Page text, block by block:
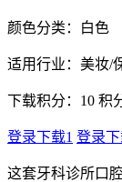
颜色分类：白色
适用行业：美妆/
下载积分： 10 积
登录下载1 登录下
这套牙科诊所口